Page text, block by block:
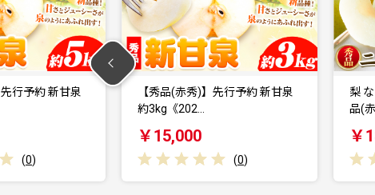
)】先行予約 新甘泉
梨 なし【2026年先行予約】【秀
品(赤秀)】二十…
￥18,000